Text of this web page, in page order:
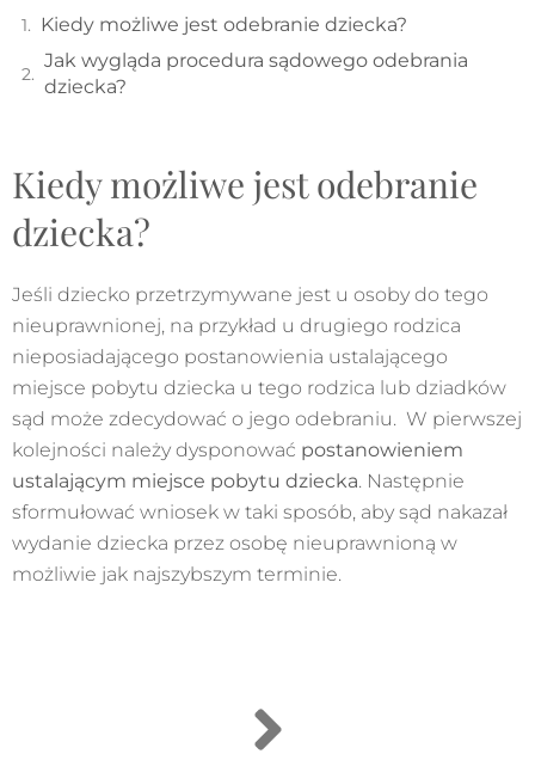
Kiedy możliwe jest odebranie dziecka?
Jak wygląda procedura sądowego odebrania
dziecka?
Kiedy możliwe jest odebranie
dziecka?
Jeśli dziecko przetrzymywane jest u osoby do tego
nieuprawnionej, na przykład u drugiego rodzica
nieposiadającego postanowienia ustalającego
miejsce pobytu dziecka u tego rodzica lub dziadków
sąd może zdecydować o jego odebraniu. W pierwszej
kolejności należy dysponować postanowieniem
ustalającym miejsce pobytu dziecka. Następnie
sformułować wniosek w taki sposób, aby sąd nakazał
wydanie dziecka przez osobę nieuprawnioną w
możliwie jak najszybszym terminie.